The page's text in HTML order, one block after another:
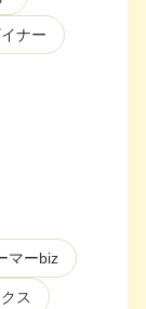
ナー
マーbiz
ス